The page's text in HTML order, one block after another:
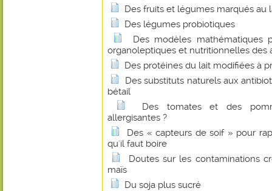
Des fruits et légumes marqués au
Des légumes probiotiques
Des modèles mathématiques
organoleptiques et nutritionnelles des
Des protéines du lait modifiées à
Des substituts naturels aux
bétail
Des tomates et des
allergisantes ?
Des « capteurs de soif » pour
qu'il faut boire
Doutes sur les contaminations
maïs
Du soja plus sucré